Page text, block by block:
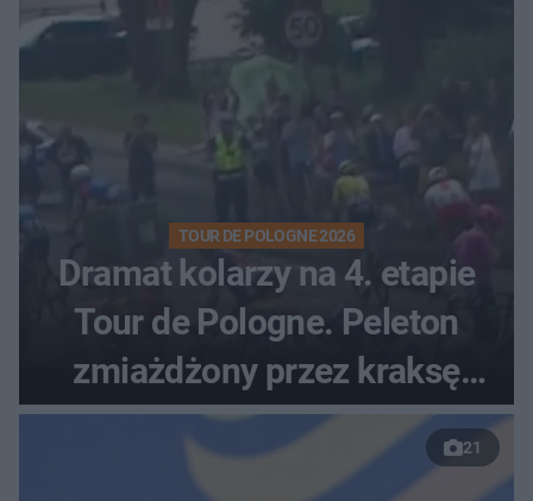
TOUR DE POLOGNE 2026
Dramat kolarzy na 4. etapie
Tour de Pologne. Peleton
zmiażdżony przez kraksę
przed Karpaczem
21